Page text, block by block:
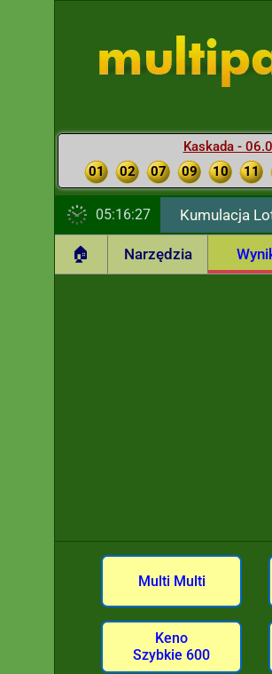
Kaskada -
01
02 07 09 10 11
05:16:28 Kumulacja
🏠 Narzędzia
Multi Multi
Keno
Szybkie 600